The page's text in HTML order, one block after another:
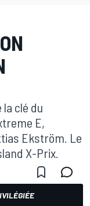
clé du
E,
Ekström. Le
X-Prix.